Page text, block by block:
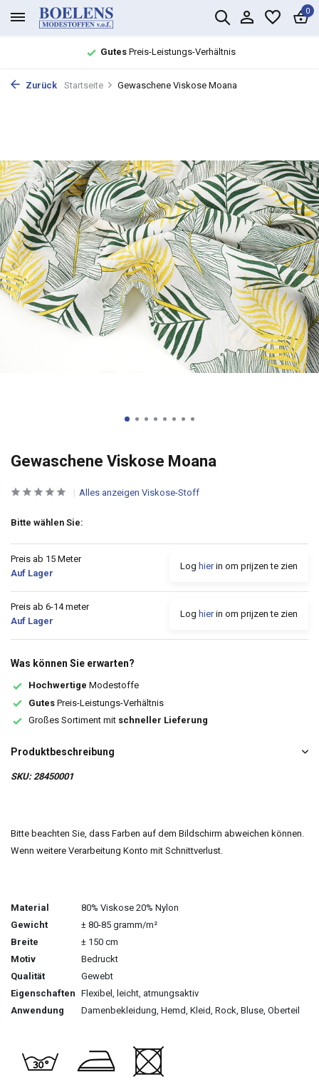
0
GutesPreis-Leistungs-Verhältnis
Zurück Startseite Gewaschene Viskose Moana
Gewaschene Viskose Moana
Alles anzeigen Viskose-Stoff
Bitte wählen Sie:
Preis ab 15 Meter
Auf Lager
Log hierin om prijzen te zien
Preis ab 6-14 meter
Auf Lager
Log hierin om prijzen te zien
Was können Sie erwarten?
Hochwertige Modestoffe
Gutes Preis-Leistungs-Verhältnis
Großes Sortiment mit schneller Lieferung
Produktbeschreibung
SKU: 28450001
Bitte beachten Sie, dass Farben auf dem Bildschirm abweichen können.
Wenn weitere Verarbeitung Konto mit Schnittverlust.
Material
80% Viskose 20% Nylon
Gewicht
± 80-85 gramm/m²
Breite
± 150 cm
Motiv
Bedruckt
Qualität
Gewebt
Eigenschaften Flexibel, leicht, atmungsaktiv
Anwendung
Damenbekleidung, Hemd, Kleid, Rock, Bluse, Oberteil